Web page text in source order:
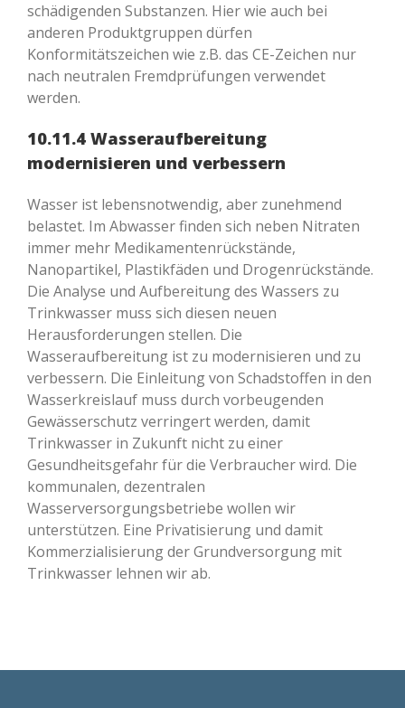
schädigenden Substanzen. Hier wie auch bei
anderen Produktgruppen dürfen
Konformitätszeichen wie z.B. das CE-Zeichen nur
nach neutralen Fremdprüfungen verwendet
werden.
10.11.4 Wasseraufbereitung
modernisieren und verbessern
Wasser ist lebensnotwendig, aber zunehmend
belastet. Im Abwasser finden sich neben Nitraten
immer mehr Medikamentenrückstände,
Nanopartikel, Plastikfäden und Drogenrückstände.
Die Analyse und Aufbereitung des Wassers zu
Trinkwasser muss sich diesen neuen
Herausforderungen stellen. Die
Wasseraufbereitung ist zu modernisieren und zu
verbessern. Die Einleitung von Schadstoffen in den
Wasserkreislauf muss durch vorbeugenden
Gewässerschutz verringert werden, damit
Trinkwasser in Zukunft nicht zu einer
Gesundheitsgefahr für die Verbraucher wird. Die
kommunalen, dezentralen
Wasserversorgungsbetriebe wollen wir
unterstützen. Eine Privatisierung und damit
Kommerzialisierung der Grundversorgung mit
Trinkwasser lehnen wir ab.